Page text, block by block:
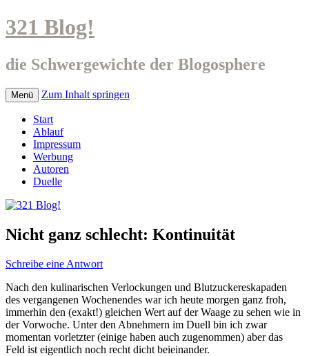
321 Blog!
die Schwergewichte der Blogosphere
Menü Zum Inhalt springen
Start
Ablauf
Impressum
Werbung
Autoren
Duelle
Nicht ganz schlecht: Kontinuität
Schreibe eine Antwort
Nach den kulinarischen Verlockungen und Blutzuckereskapaden
des vergangenen Wochenendes war ich heute morgen ganz froh,
immerhin den (exakt!) gleichen Wert auf der Waage zu sehen wie in
der Vorwoche. Unter den Abnehmern im Duell bin ich zwar
momentan vorletzter (einige haben auch zugenommen) aber das
Feld ist eigentlich noch recht dicht beieinander.